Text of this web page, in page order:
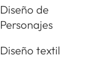
Diseño de
Personajes
Diseño textil